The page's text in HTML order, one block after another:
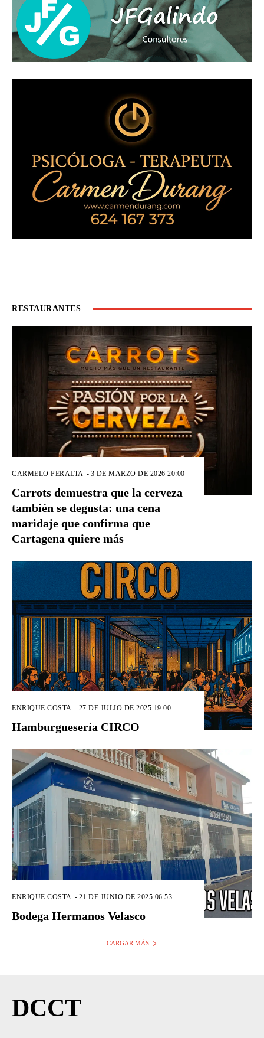
RESTAURANTES
CARMELO PERALTA - 3 DE MARZO DE 2026 20:00
Carrots demuestra que la cerveza
también se degusta: una cena
maridaje que confirma que
Cartagena quiere más
ENRIQUE COSTA - 27 DE JULIO DE 2025 19:00
Hamburguesería CIRCO
ENRIQUE COSTA - 21 DE JUNIO DE 2025 06:53
Bodega Hermanos Velasco
CARGAR MÁS
DCCT